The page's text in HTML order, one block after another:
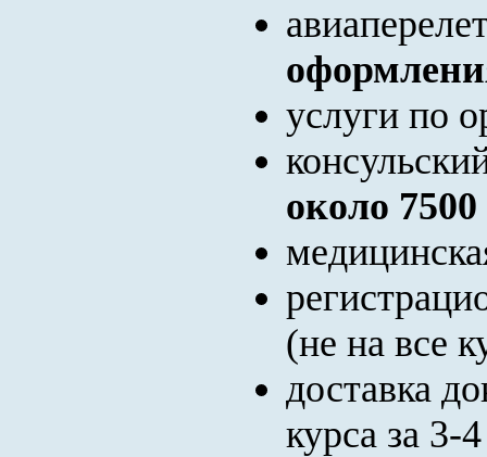
услуги по
около
(не на все
доставка
курса за 3-